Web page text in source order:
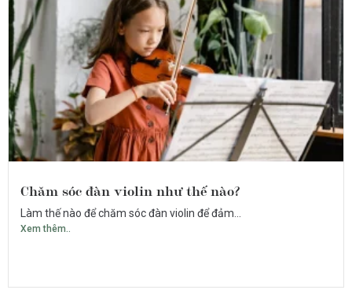
Chăm sóc đàn violin như thế nào?
Làm thế nào để chăm sóc đàn violin để đảm...
Xem thêm..